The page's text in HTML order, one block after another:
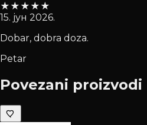
★ ★ ★ ★ ★
15. јун 2026.
Dobar, dobra doza.
Petar
Povezani proizvodi